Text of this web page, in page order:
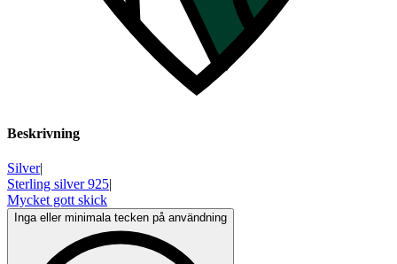
Beskrivning
Silver|
Sterling silver 925|
Mycket gott skick
Inga eller minimala tecken på användning